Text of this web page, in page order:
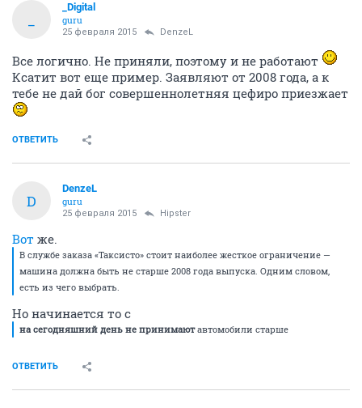
_Digital
guru
25 февраля 2015 DenzeL
Все логично. Не приняли, поэтому и не работают
Ксатит вот еще пример. Заявляют от 2008 года, а к
тебе не дай бог совершеннолетняя цефиро приезжает
ОТВЕТИТЬ
D
DenzeL
guru
25 февраля 2015 Hipster
Вот же.
В службе заказа «Таксисто» стоит наиболее жесткое ограничение —
машина должна быть не старше 2008 года выпуска. Одним словом,
есть из чего выбрать.
Но начинается то с
на сегодняшний день не принимаютавтомобили старше
ОТВЕТИТЬ